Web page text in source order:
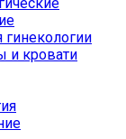
и кровати